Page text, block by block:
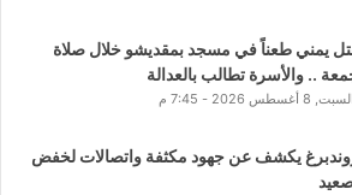
يمني طعناً في مسجد بمقديشو خلال صلاة
.. والأسرة تطالب بالعدالة
السبت, 8 أغسطس 2026 - 7:45 م
يكشف عن جهود مكثفة واتصالات لخفض